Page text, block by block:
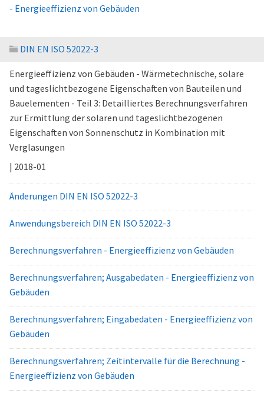
- Energieeffizienz von Gebäuden
DIN EN ISO 52022-3
Energieeffizienz von Gebäuden - Wärmetechnische, solare
und tageslichtbezogene Eigenschaften von Bauteilen und
Bauelementen - Teil 3: Detailliertes Berechnungsverfahren
zur Ermittlung der solaren und tageslichtbezogenen
Eigenschaften von Sonnenschutz in Kombination mit
Verglasungen
| 2018-01
Änderungen DIN EN ISO 52022-3
Anwendungsbereich DIN EN ISO 52022-3
Berechnungsverfahren - Energieeffizienz von Gebäuden
Berechnungsverfahren; Ausgabedaten - Energieeffizienz von
Gebäuden
Berechnungsverfahren; Eingabedaten - Energieeffizienz von
Gebäuden
Berechnungsverfahren; Zeitintervalle für die Berechnung -
Energieeffizienz von Gebäuden